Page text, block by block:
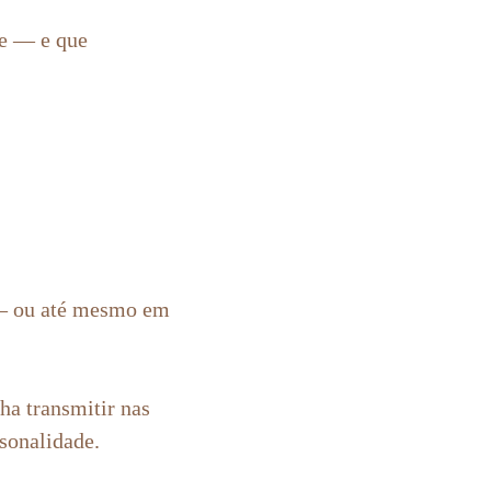
— e que
ou até mesmo em
transmitir nas